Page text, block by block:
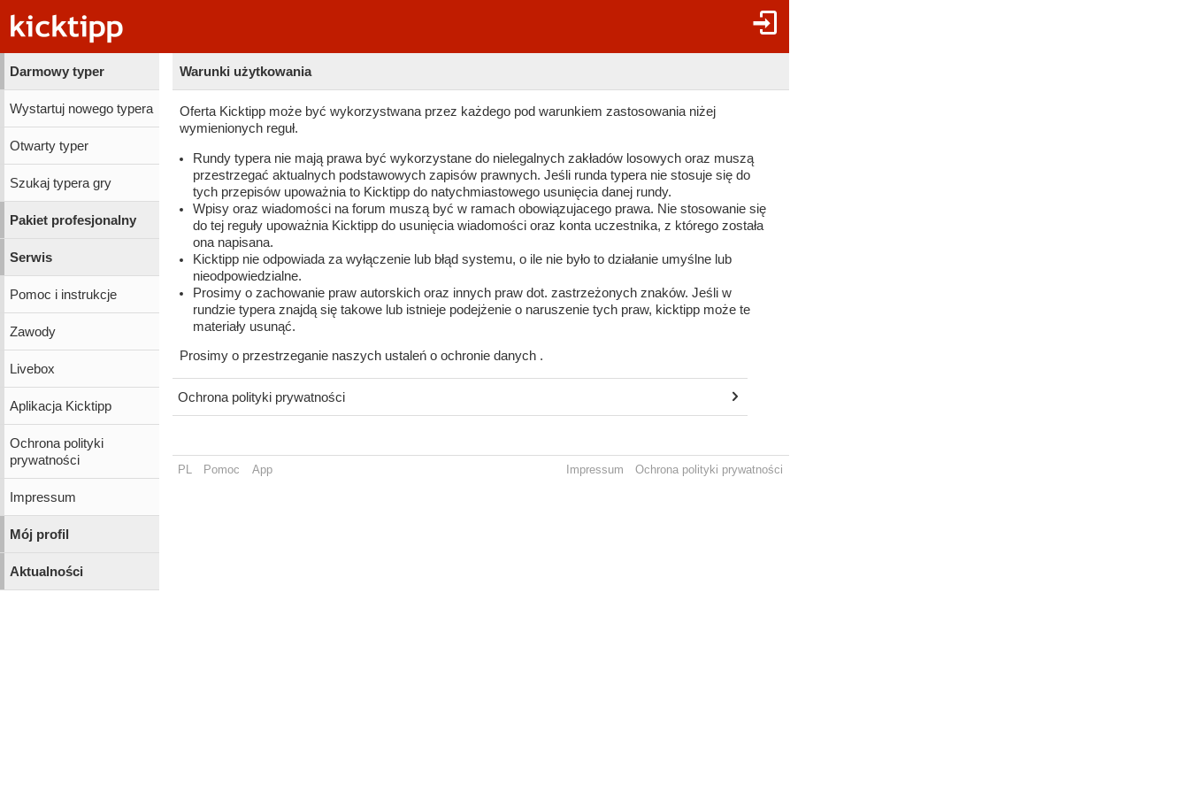
Darmowy typer
Wystartuj nowego typera
Otwarty typer
Szukaj typera gry
Pakiet profesjonalny
Serwis
Pomoc i instrukcje
Zawody
Livebox
Aplikacja Kicktipp
Ochrona polityki
prywatności
Impressum
Mój profil
Aktualności
Warunki użytkowania
Oferta Kicktipp może być wykorzystwana przez każdego pod warunkiem zastosowania niżej
wymienionych reguł.
Rundy typera nie mają prawa być wykorzystane do nielegalnych zakładów losowych oraz muszą
przestrzegać aktualnych podstawowych zapisów prawnych. Jeśli runda typera nie stosuje się do
tych przepisów upoważnia to Kicktipp do natychmiastowego usunięcia danej rundy.
Wpisy oraz wiadomości na forum muszą być w ramach obowiązujacego prawa. Nie stosowanie się
do tej reguły upoważnia Kicktipp do usunięcia wiadomości oraz konta uczestnika, z którego została
ona napisana.
Kicktipp nie odpowiada za wyłączenie lub błąd systemu, o ile nie było to działanie umyślne lub
nieodpowiedzialne.
Prosimy o zachowanie praw autorskich oraz innych praw dot. zastrzeżonych znaków. Jeśli w
rundzie typera znajdą się takowe lub istnieje podejżenie o naruszenie tych praw, kicktipp może te
materiały usunąć.
Prosimy o przestrzeganie naszych ustaleń o ochronie danych .
Ochrona polityki prywatności
PL Pomoc App Impressum Ochrona polityki prywatności